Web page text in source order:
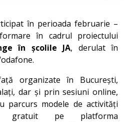
în perioada februarie –
în cadrul proiectului
în școlile JA, derulat în
organizate în București,
dar și prin sesiuni online,
parcurs modele de activități
gratuit pe platforma